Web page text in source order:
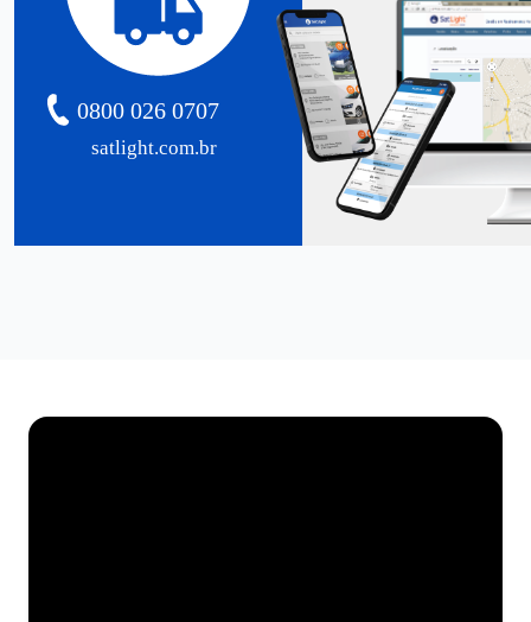
satlight.com.br
0800 026 0707